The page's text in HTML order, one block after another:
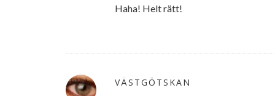
Haha! Helt rätt!
VÄSTGÖTSKAN